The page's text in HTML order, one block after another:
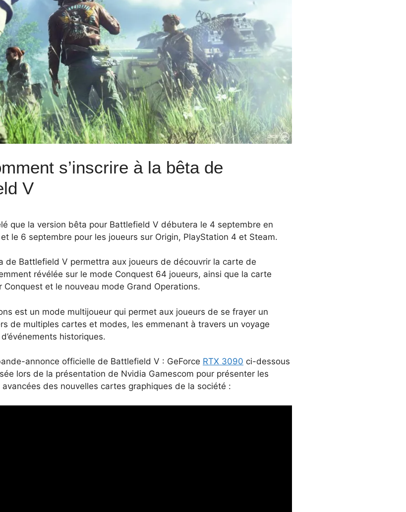
s’inscrire à la bêta de
V
que la version bêta pour Battlefield V débutera le 4 septembre en
le 6 septembre pour les joueurs sur Origin, PlayStation 4 et Steam.
de Battlefield V permettra aux joueurs de découvrir la carte de
révélée sur le mode Conquest 64 joueurs, ainsi que la carte
Conquest et le nouveau mode Grand Operations.
est un mode multijoueur qui permet aux joueurs de se frayer un
de multiples cartes et modes, les emmenant à travers un voyage
historiques.
annonce officielle de Battlefield V : GeForce RTX 3090 ci-dessous
lors de la présentation de Nvidia Gamescom pour présenter les
des nouvelles cartes graphiques de la société :